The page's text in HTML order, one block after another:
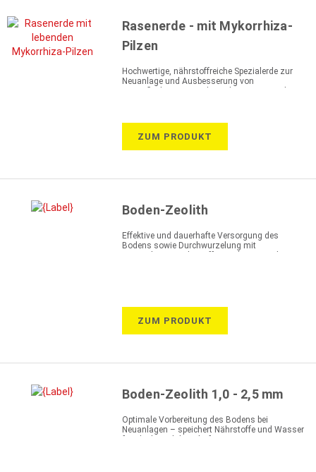
Rasenerde - mit Mykorrhiza-
Pilzen
Hochwertige, nährstoffreiche Spezialerde zur
Neuanlage und Ausbesserung von
ZUM PRODUKT
Boden-Zeolith
Effektive und dauerhafte Versorgung des
Bodens sowie Durchwurzelung mit
ZUM PRODUKT
Boden-Zeolith 1,0 - 2,5 mm
Optimale Vorbereitung des Bodens bei
Neuanlagen – speichert Nährstoffe und Wasser